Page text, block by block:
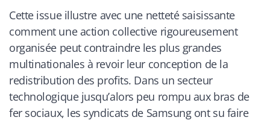
Cette issue illustre avec une netteté saisissante
comment une action collective rigoureusement
organisée peut contraindre les plus grandes
multinationales à revoir leur conception de la
redistribution des profits. Dans un secteur
technologique jusqu’alors peu rompu aux bras de
fer sociaux, les syndicats de Samsung ont su faire